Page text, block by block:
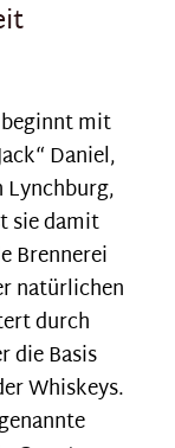
beginnt mit
Daniel,
Lynchburg,
sie damit
Brennerei
natürlichen
durch
die Basis
Whiskeys.